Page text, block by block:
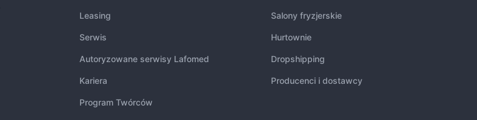
Leasing
Serwis
Autoryzowane serwisy Lafomed
Kariera
Program Twórców
Salony fryzjerskie
Hurtownie
Dropshipping
Producenci i dostawcy